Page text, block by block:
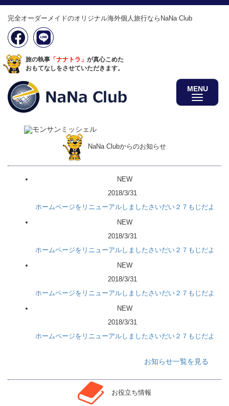
完全オーダーメイドのオリジナル海外個人旅行ならNaNa Club
旅の執事 「ナナトラ」 が真心こめた
おもてなしをさせていただきます。
MENU
NaNa Clubからのお知らせ
NEW
2018/3/31
ホームページをリニューアルしましたさいだい２７もじだよ
NEW
2018/3/31
ホームページをリニューアルしましたさいだい２７もじだよ
NEW
2018/3/31
ホームページをリニューアルしましたさいだい２７もじだよ
NEW
2018/3/31
ホームページをリニューアルしましたさいだい２７もじだよ
お知らせ一覧を見る
お役立ち情報